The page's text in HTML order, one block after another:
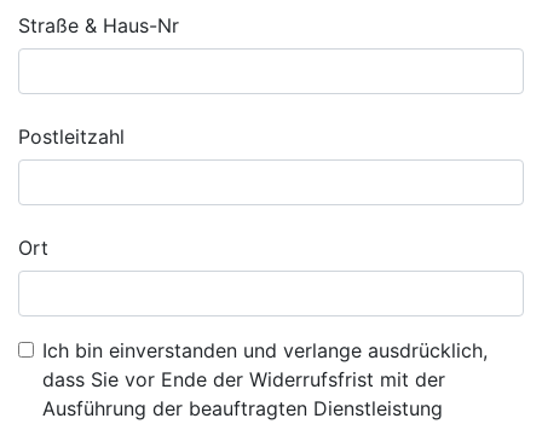
Straße & Haus-Nr
Postleitzahl
Ort
Ich bin einverstanden und verlange ausdrücklich,
dass Sie vor Ende der Widerrufsfrist mit der
Ausführung der beauftragten Dienstleistung